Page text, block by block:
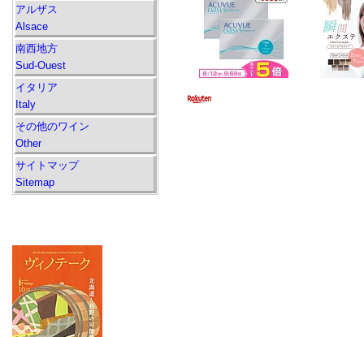
アルザス
Alsace
南西地方
Sud-Ouest
イタリア
Italy
その他のワイン
Other
サイトマップ
Sitemap